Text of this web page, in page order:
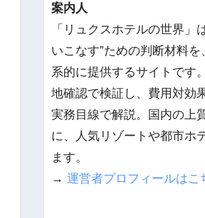
案内人
「リュクスホテルの世界」
いこなす”ための判断材料
系的に提供するサイトです
地確認で検証し、費用対効
実務目線で解説。国内の上
に、人気リゾートや都市ホ
ます。
→ 運営者プロフィールはこ